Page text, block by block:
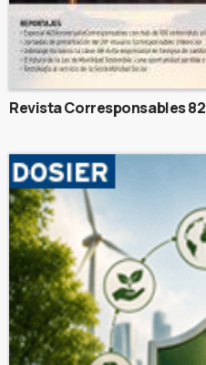
Revista Corresponsables 82